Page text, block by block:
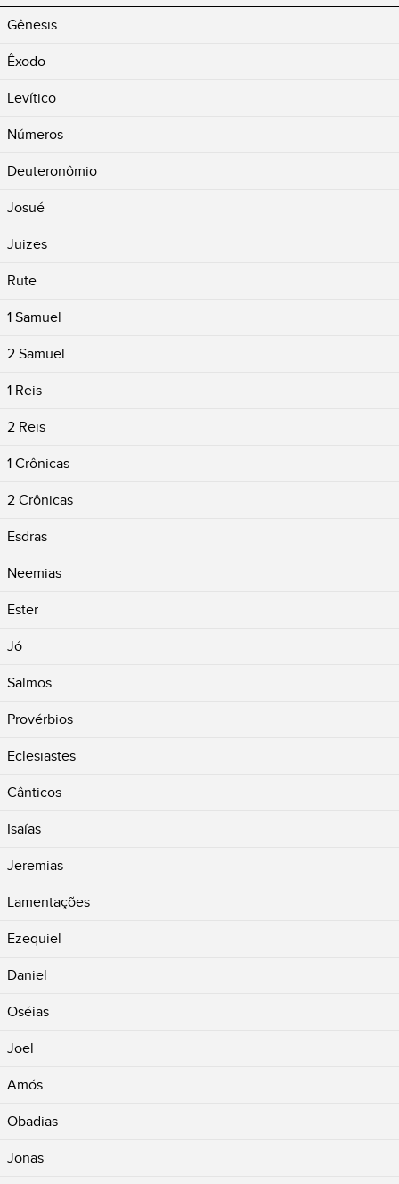
Gênesis
Êxodo
Levítico
Números
Deuteronômio
Josué
Juizes
Rute
1 Samuel
2 Samuel
1 Reis
2 Reis
1 Crônicas
2 Crônicas
Esdras
Neemias
Ester
Jó
Salmos
Provérbios
Eclesiastes
Cânticos
Isaías
Jeremias
Lamentações
Ezequiel
Daniel
Oséias
Joel
Amós
Obadias
Jonas